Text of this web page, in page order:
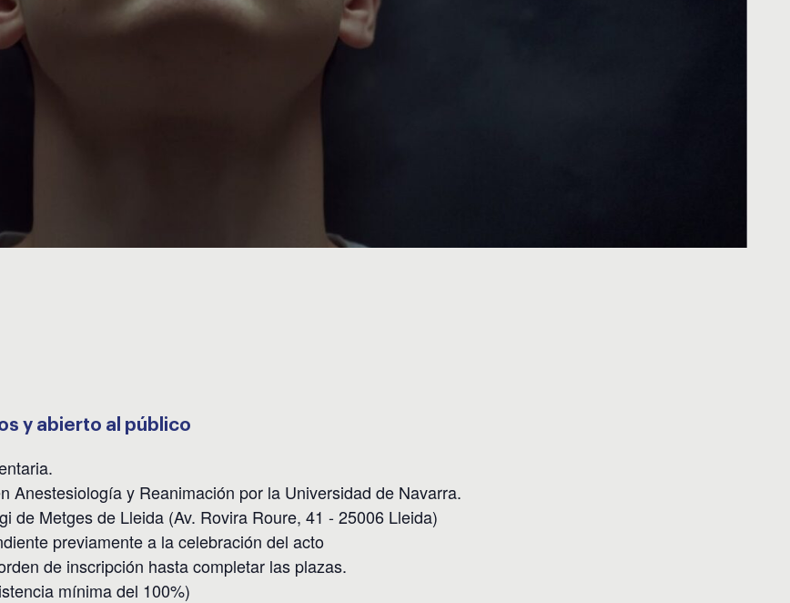
y abierto al público
Anestesiología y Reanimación por la Universidad de Navarra.
de Metges de Lleida (Av. Rovira Roure, 41 - 25006 Lleida)
previamente a la celebración del acto
de inscripción hasta completar las plazas.
mínima del 100%)